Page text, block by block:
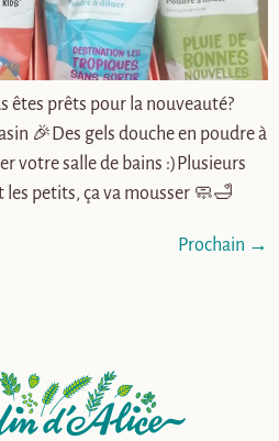
êtes prêts pour la nouveauté?
🎉Des gels douche en poudre à
votre salle de bains :)Plusieurs
les petits, ça va mousser 🧼🛁
Prochain →